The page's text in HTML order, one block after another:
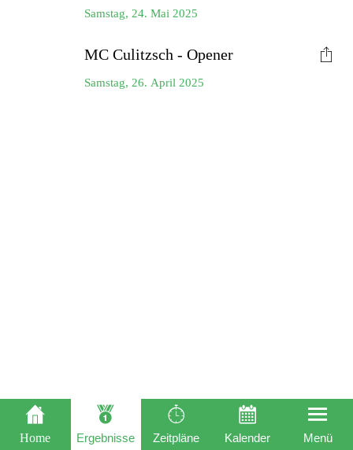
Samstag, 24. Mai 2025
MC Culitzsch - Opener
Samstag, 26. April 2025
Home Ergebnisse Zeitpläne Kalender Menü